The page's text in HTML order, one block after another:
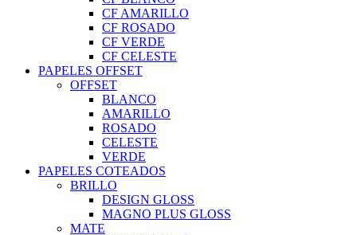
CF AMARILLO
CF ROSADO
CF VERDE
CF CELESTE
PAPELES OFFSET
OFFSET
BLANCO
AMARILLO
ROSADO
CELESTE
VERDE
PAPELES COTEADOS
BRILLO
DESIGN GLOSS
MAGNO PLUS GLOSS
MATE